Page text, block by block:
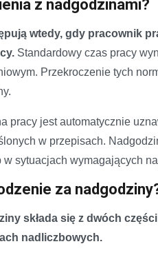
z nadgodzinami?
wtedy, gdy pracownik
Standardowy czas pracy
Przekroczenie tych
pracy jest automatycznie
w przepisach.
sytuacjach wymagających
za
składa się z dwóch
nadliczbowych.